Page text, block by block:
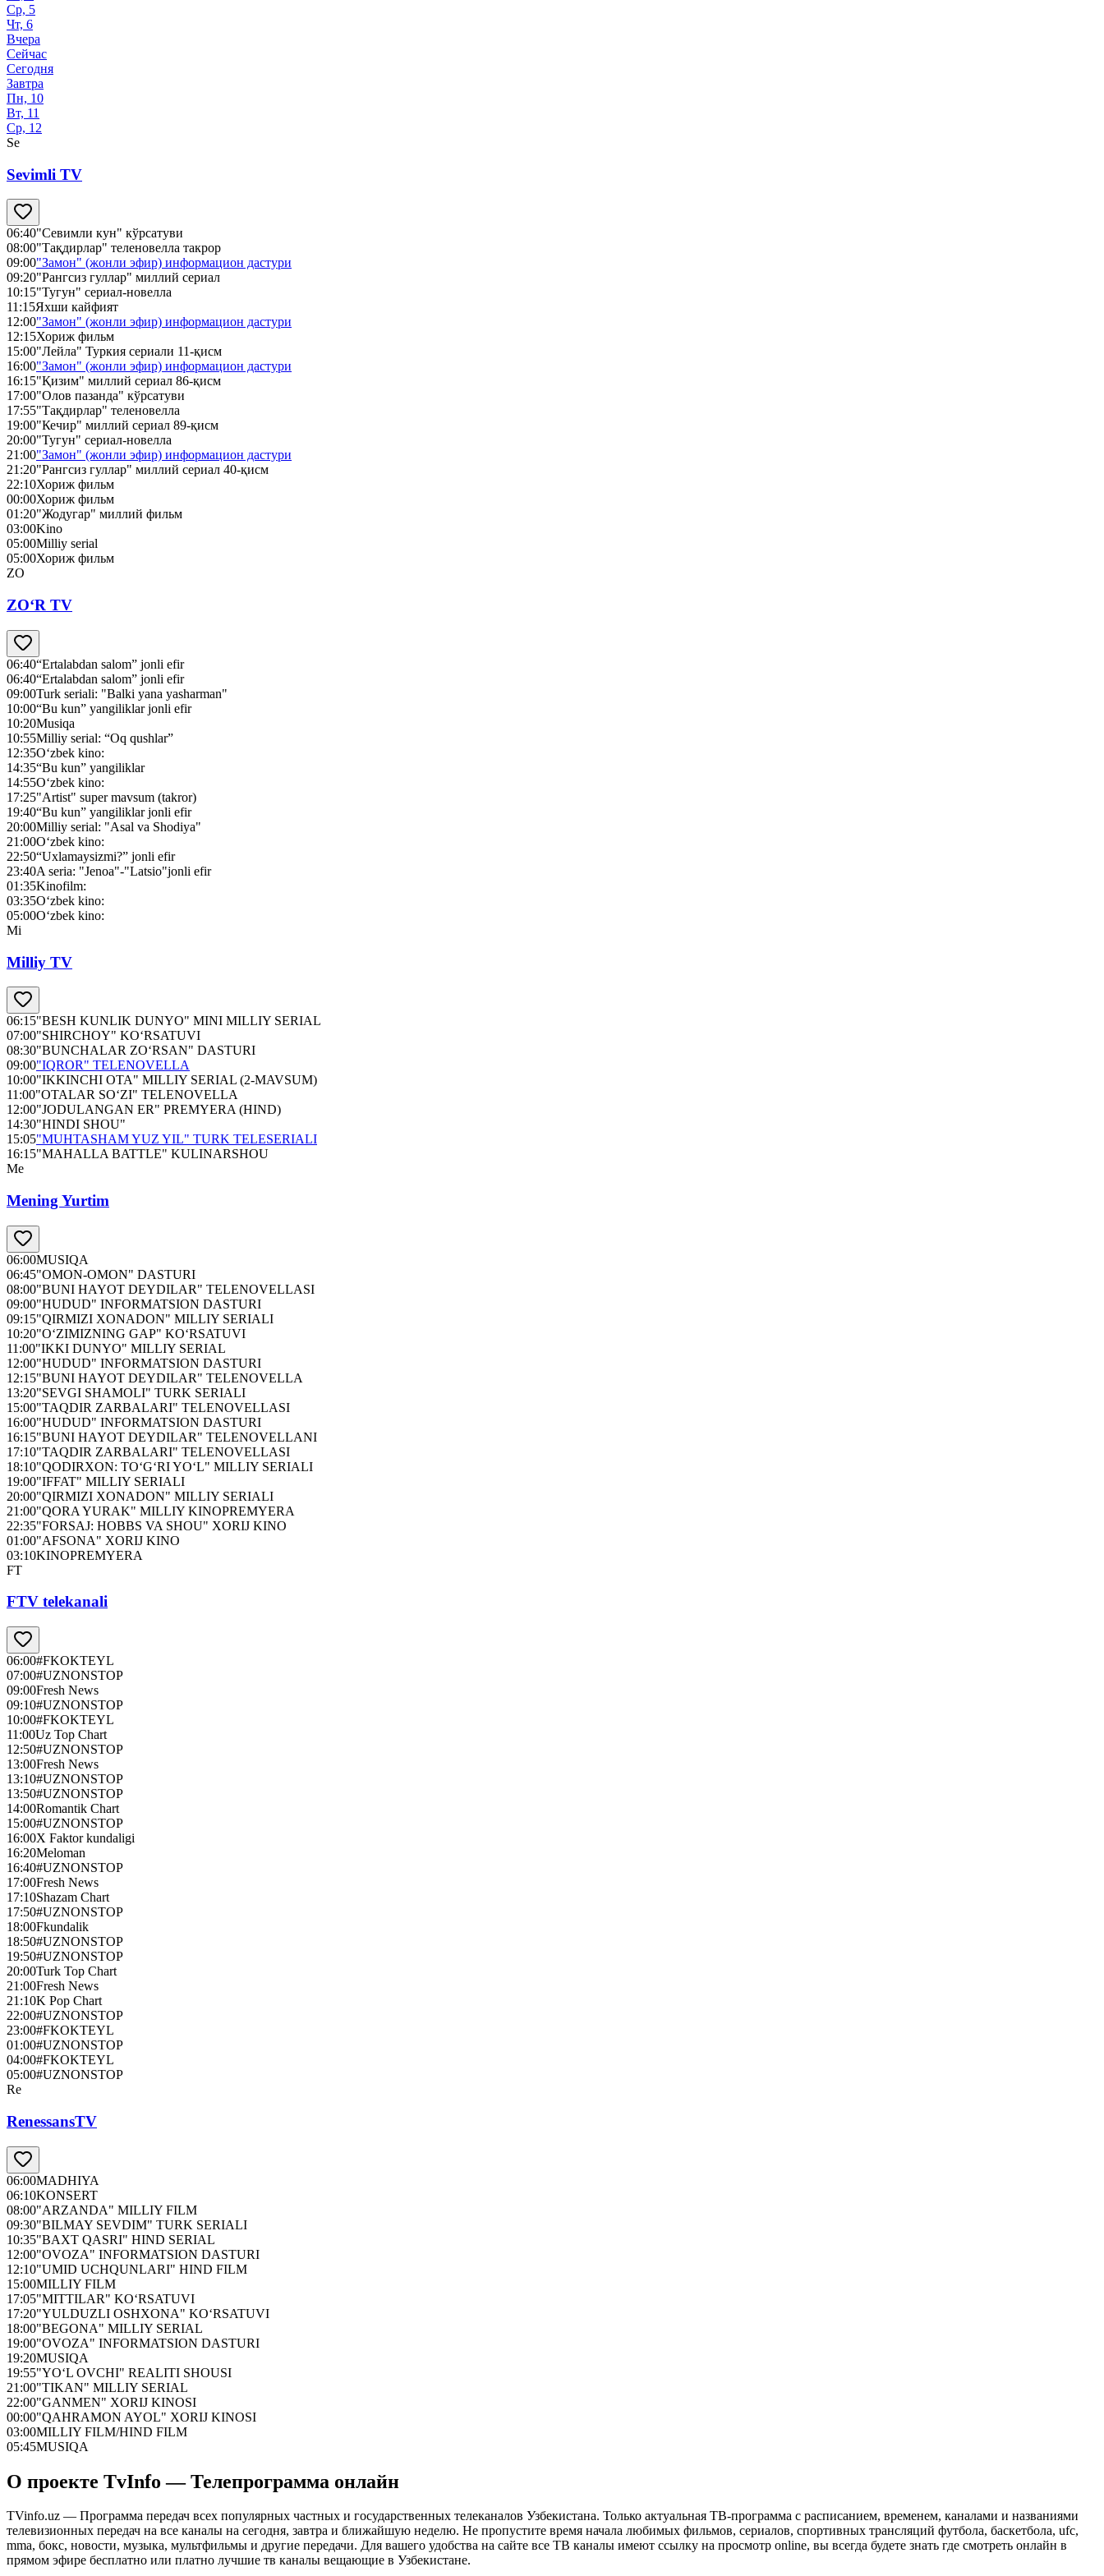
Ср, 5
Чт, 6
Вчера
Сейчас
Сегодня
Завтра
Пн, 10
Вт, 11
Ср, 12
Se
Sevimli TV
06:40"Севимли кун" кўрсатуви
08:00"Тақдирлар" теленовелла такрор
09:00"Замон" (жонли эфир) информацион дастури
09:20"Рангсиз гуллар" миллий сериал
10:15"Тугун" сериал-новелла
11:15Яхши кайфият
12:00"Замон" (жонли эфир) информацион дастури
12:15Хориж фильм
15:00"Лейла" Туркия сериали 11-қисм
16:00"Замон" (жонли эфир) информацион дастури
16:15"Қизим" миллий сериал 86-қисм
17:00"Олов пазанда" кўрсатуви
17:55"Тақдирлар" теленовелла
19:00"Кечир" миллий сериал 89-қисм
20:00"Тугун" сериал-новелла
21:00"Замон" (жонли эфир) информацион дастури
21:20"Рангсиз гуллар" миллий сериал 40-қисм
22:10Хориж фильм
00:00Хориж фильм
01:20"Жодугар" миллий фильм
03:00Kino
05:00Milliy serial
05:00Хориж фильм
ZO
ZO‘R TV
06:40“Ertalabdan salom” jonli efir
06:40“Ertalabdan salom” jonli efir
09:00Turk seriali: "Balki yana yasharman"
10:00“Bu kun” yangiliklar jonli efir
10:20Musiqa
10:55Milliy serial: “Oq qushlar”
12:35O‘zbek kino:
14:35“Bu kun” yangiliklar
14:55O‘zbek kino:
17:25"Artist" super mavsum (takror)
19:40“Bu kun” yangiliklar jonli efir
20:00Milliy serial: "Asal va Shodiya"
21:00O‘zbek kino:
22:50“Uxlamaysizmi?” jonli efir
23:40A seria: "Jenoa"-"Latsio"jonli efir
01:35Kinofilm:
03:35O‘zbek kino:
05:00O‘zbek kino:
Mi
Milliy TV
06:15"BESH KUNLIK DUNYO" MINI MILLIY SERIAL
07:00"SHIRCHOY" KO‘RSATUVI
08:30"BUNCHALAR ZO‘RSAN" DASTURI
09:00"IQROR" TELENOVELLA
10:00"IKKINCHI OTA" MILLIY SERIAL (2-MAVSUM)
11:00"OTALAR SO‘ZI" TELENOVELLA
12:00"JODULANGAN ER" PREMYERA (HIND)
14:30"HINDI SHOU"
15:05"MUHTASHAM YUZ YIL" TURK TELESERIALI
16:15"MAHALLA BATTLE" KULINARSHOU
Me
Mening Yurtim
06:00MUSIQA
06:45"OMON-OMON" DASTURI
08:00"BUNI HAYOT DEYDILAR" TELENOVELLASI
09:00"HUDUD" INFORMATSION DASTURI
09:15"QIRMIZI XONADON" MILLIY SERIALI
10:20"O‘ZIMIZNING GAP" KO‘RSATUVI
11:00"IKKI DUNYO" MILLIY SERIAL
12:00"HUDUD" INFORMATSION DASTURI
12:15"BUNI HAYOT DEYDILAR" TELENOVELLA
13:20"SEVGI SHAMOLI" TURK SERIALI
15:00"TAQDIR ZARBALARI" TELENOVELLASI
16:00"HUDUD" INFORMATSION DASTURI
16:15"BUNI HAYOT DEYDILAR" TELENOVELLANI
17:10"TAQDIR ZARBALARI" TELENOVELLASI
18:10"QODIRXON: TO‘G‘RI YO‘L" MILLIY SERIALI
19:00"IFFAT" MILLIY SERIALI
20:00"QIRMIZI XONADON" MILLIY SERIALI
21:00"QORA YURAK" MILLIY KINOPREMYERA
22:35"FORSAJ: HOBBS VA SHOU" XORIJ KINO
01:00"AFSONA" XORIJ KINO
03:10KINOPREMYERA
FT
FTV telekanali
06:00#FKOKTEYL
07:00#UZNONSTOP
09:00Fresh News
09:10#UZNONSTOP
10:00#FKOKTEYL
11:00Uz Top Chart
12:50#UZNONSTOP
13:00Fresh News
13:10#UZNONSTOP
13:50#UZNONSTOP
14:00Romantik Chart
15:00#UZNONSTOP
16:00X Faktor kundaligi
16:20Meloman
16:40#UZNONSTOP
17:00Fresh News
17:10Shazam Chart
17:50#UZNONSTOP
18:00Fkundalik
18:50#UZNONSTOP
19:50#UZNONSTOP
20:00Turk Top Chart
21:00Fresh News
21:10K Pop Chart
22:00#UZNONSTOP
23:00#FKOKTEYL
01:00#UZNONSTOP
04:00#FKOKTEYL
05:00#UZNONSTOP
Re
RenessansTV
06:00MADHIYA
06:10KONSERT
08:00"ARZANDA" MILLIY FILM
09:30"BILMAY SEVDIM" TURK SERIALI
10:35"BAXT QASRI" HIND SERIAL
12:00"OVOZA" INFORMATSION DASTURI
12:10"UMID UCHQUNLARI" HIND FILM
15:00MILLIY FILM
17:05"MITTILAR" KO‘RSATUVI
17:20"YULDUZLI OSHXONA" KO‘RSATUVI
18:00"BEGONA" MILLIY SERIAL
19:00"OVOZA" INFORMATSION DASTURI
19:20MUSIQA
19:55"YO‘L OVCHI" REALITI SHOUSI
21:00"TIKAN" MILLIY SERIAL
22:00"GANMEN" XORIJ KINOSI
00:00"QAHRAMON AYOL" XORIJ KINOSI
03:00MILLIY FILM/HIND FILM
05:45MUSIQA
О проекте TvInfo — Телепрограмма онлайн
TVinfo.uz — Программа передач всех популярных частных и государственных телеканалов Узбекистана. Только актуальная ТВ-программа с расписанием, временем, каналами и названиями
телевизионных передач на все каналы на сегодня, завтра и ближайшую неделю. Не пропустите время начала любимых фильмов, сериалов, спортивных трансляций футбола, баскетбола, ufc,
mma, бокс, новости, музыка, мультфильмы и другие передачи. Для вашего удобства на сайте все ТВ каналы имеют ссылку на просмотр online, вы всегда будете знать где смотреть онлайн в
прямом эфире бесплатно или платно лучшие тв каналы вещающие в Узбекистане.